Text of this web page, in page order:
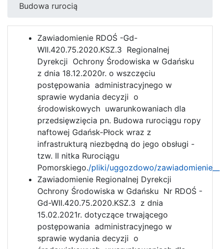
Budowa rurocią
Zawiadomienie RDOŚ -Gd-
WII.420.75.2020.KSZ.3 Regionalnej
Dyrekcji Ochrony Środowiska w Gdańsku
z dnia 18.12.2020r. o wszczęciu
postępowania administracyjnego w
sprawie wydania decyzji o
środowiskowych uwarunkowaniach dla
przedsięwzięcia pn. Budowa rurociągu ropy
naftowej Gdańsk-Płock wraz z
infrastrukturą niezbędną do jego obsługi -
tzw. II nitka Rurociągu
Pomorskiego./pliki/uggozdowo/
Zawiadomienie Regionalnej Dyrekcji
Ochrony Środowiska w Gdańsku Nr RDOŚ -
Gd-WII.420.75.2020.KSZ.3 z dnia
15.02.2021r. dotyczące trwającego
postępowania administracyjnego w
sprawie wydania decyzji o